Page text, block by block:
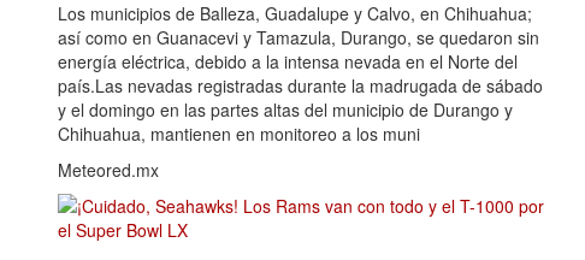
Los municipios de Balleza, Guadalupe y Calvo, en Chihuahua;
así como en Guanacevi y Tamazula, Durango, se quedaron sin
energía eléctrica, debido a la intensa nevada en el Norte del
país.Las nevadas registradas durante la madrugada de sábado
y el domingo en las partes altas del municipio de Durango y
Chihuahua, mantienen en monitoreo a los muni
Meteored.mx